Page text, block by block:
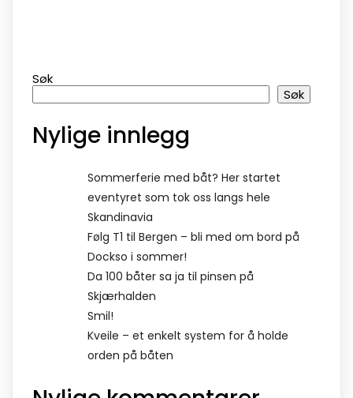
Søk
Søk
Nylige innlegg
Sommerferie med båt? Her startet
eventyret som tok oss langs hele
Skandinavia
Følg T1 til Bergen – bli med om bord på
Dockso i sommer!
Da 100 båter sa ja til pinsen på
Skjærhalden
Smil!
Kveile – et enkelt system for å holde
orden på båten